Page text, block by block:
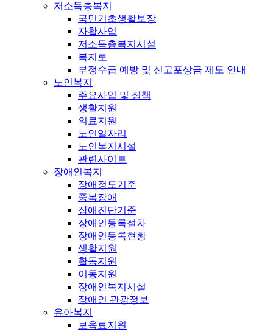
저소득층복지
국민기초생활보장
자활사업
저소득층복지시설
복지로
부정수급 예방 및 신고포상금 제도 안내
노인복지
주요사업 및 정책
생활지원
의료지원
노인일자리
노인복지시설
관련사이트
장애인복지
장애정도기준
중복장애
장애진단기준
장애인등록절차
장애인등록현황
생활지원
활동지원
이동지원
장애인복지시설
장애인 관광정보
유아복지
보육료지원